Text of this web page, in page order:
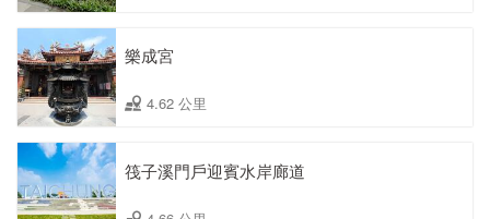
樂成宮
4.62 公里
筏子溪門戶迎賓水岸廊道